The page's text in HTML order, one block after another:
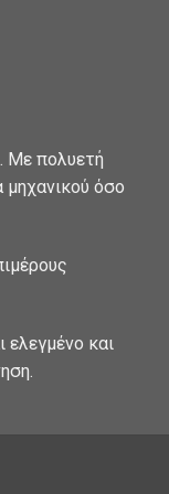
Με πολυετή
μηχανικού όσο
ελεγμένο και